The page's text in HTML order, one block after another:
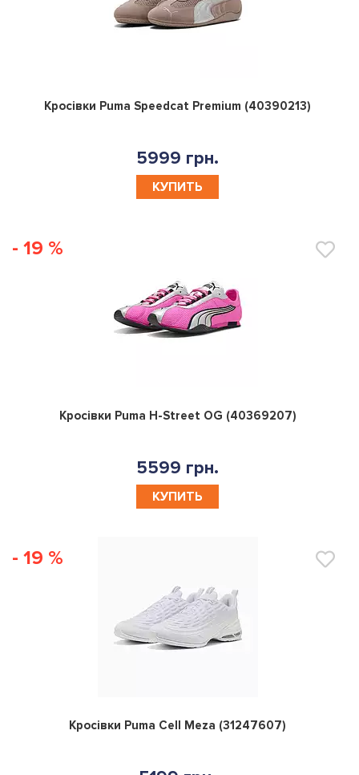
0
Кросівки Puma Speedcat Premium (40390213)
5999 грн.
КУПИТЬ
- 19 %
0
Кросівки Puma H-Street OG (40369207)
5599 грн.
КУПИТЬ
- 19 %
0
Кросівки Puma Cell Meza (31247607)